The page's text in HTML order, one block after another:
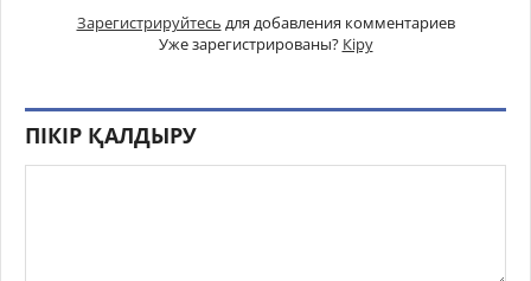
Зарегистрируйтесь для добавления комментариев
Уже зарегистрированы? Кіру
ПІКІР ҚАЛДЫРУ